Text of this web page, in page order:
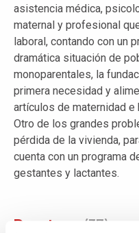
asistencia médica,
maternal y profesional
laboral, contando con un
dramática situación de
monoparentales, la
primera necesidad y
artículos de maternidad e
Otro de los grandes
pérdida de la vivienda,
cuenta con un programa
gestantes y lactantes.
Donators (37)